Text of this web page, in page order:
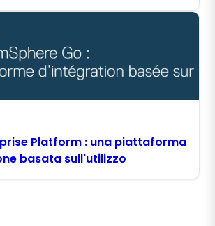
Platform : una piattaforma
basata sull'utilizzo